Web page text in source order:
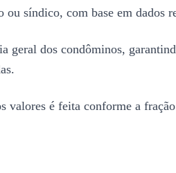
síndico, com base em dados
geral dos condôminos,
é feita conforme a